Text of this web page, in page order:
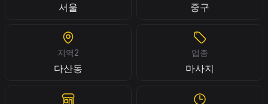
서울 중구
지역2
다산동
업종
마사지